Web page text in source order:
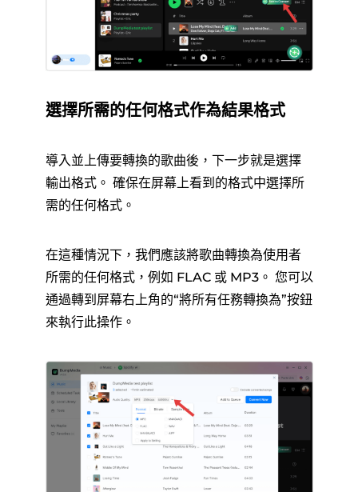
選擇所需的任何格式作為結果格式
導入並上傳要轉換的歌曲後，下一步就是選擇
輸出格式。 確保在屏幕上看到的格式中選擇所
需的任何格式。
在這種情況下，我們應該將歌曲轉換為使用者
所需的任何格式，例如 FLAC 或 MP3。 您可以
通過轉到屏幕右上角的“將所有任務轉換為”按鈕
來執行此操作。